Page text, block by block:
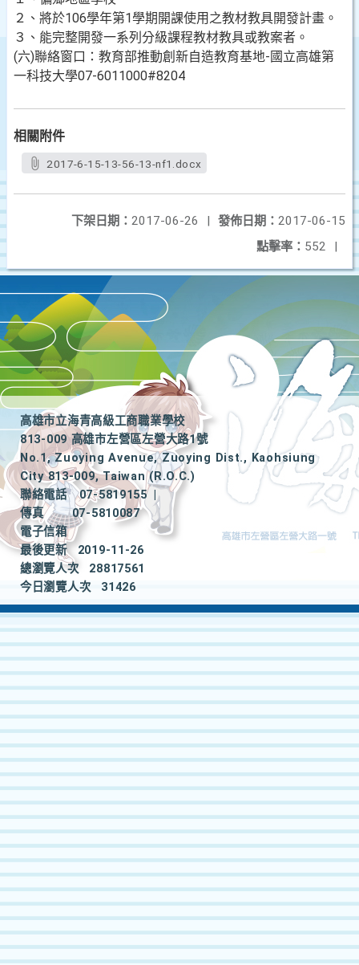
２、將於106學年第1學期開課使用之教材教具開發計畫。
３、能完整開發一系列分級課程教材教具或教案者。
(六)聯絡窗口：教育部推動創新自造教育基地-國立高雄第
一科技大學07-6011000#8204
相關附件
2017-6-15-13-56-13-nf1.docx
發佈日期： 2017-06-15
下架日期： 2017-06-26
|
點擊率： 552 |
高雄市立海青高級工商職業學校
813-009 高雄市左營區左營大路1號
No.1, Zuoying Avenue, Zuoying Dist., Kaohsiung
City 813-009, Taiwan (R.O.C.)
聯絡電話
07-5819155
|
傳真
07-5810087
電子信箱
最後更新
2019-11-26
總瀏覽人次
28817561
今日瀏覽人次
31426